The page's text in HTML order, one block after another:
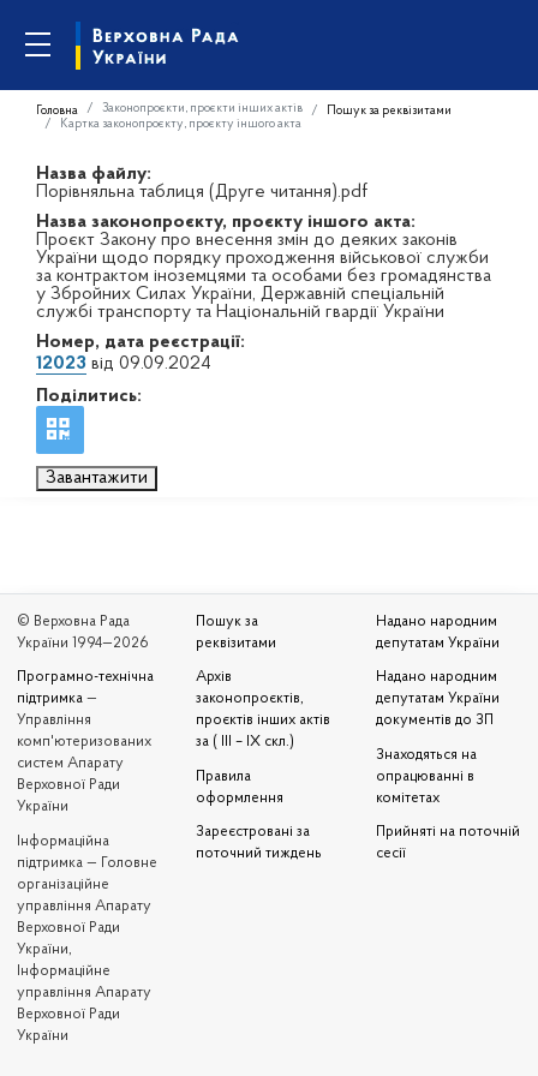
Головна Законопроєкти, проєкти інших актів
Пошук за реквізитами
Картка законопроєкту, проєкту іншого акта
Назва файлу:
Порівняльна таблиця (Друге читання).pdf
Назва законопроєкту, проєкту іншого акта:
Проєкт Закону про внесення змін до деяких законів
України щодо порядку проходження військової служби
за контрактом іноземцями та особами без громадянства
у Збройних Силах України, Державній спеціальній
службі транспорту та Національній гвардії України
Номер, дата реєстрації:
12023 від 09.09.2024
Поділитись:
Завантажити
© Верховна Рада
України 1994—2026
Програмно-технічна
підтримка —
Управління
комп'ютеризованих
систем Апарату
Верховної Ради
України
Iнформаційна
підтримка — Головне
організаційне
управління Апарату
Верховної Ради
України,
Інформаційне
управління Апарату
Верховної Ради
України
Пошук за
реквізитами
Архів
законопроєктів,
проєктів інших актів
за ( III – IX скл.)
Правила
оформлення
Зареєстровані за
поточний тиждень
Надано народним
депутатам України
Надано народним
депутатам України
документів до ЗП
Знаходяться на
опрацюванні в
комітетах
Прийняті на поточній
сесії